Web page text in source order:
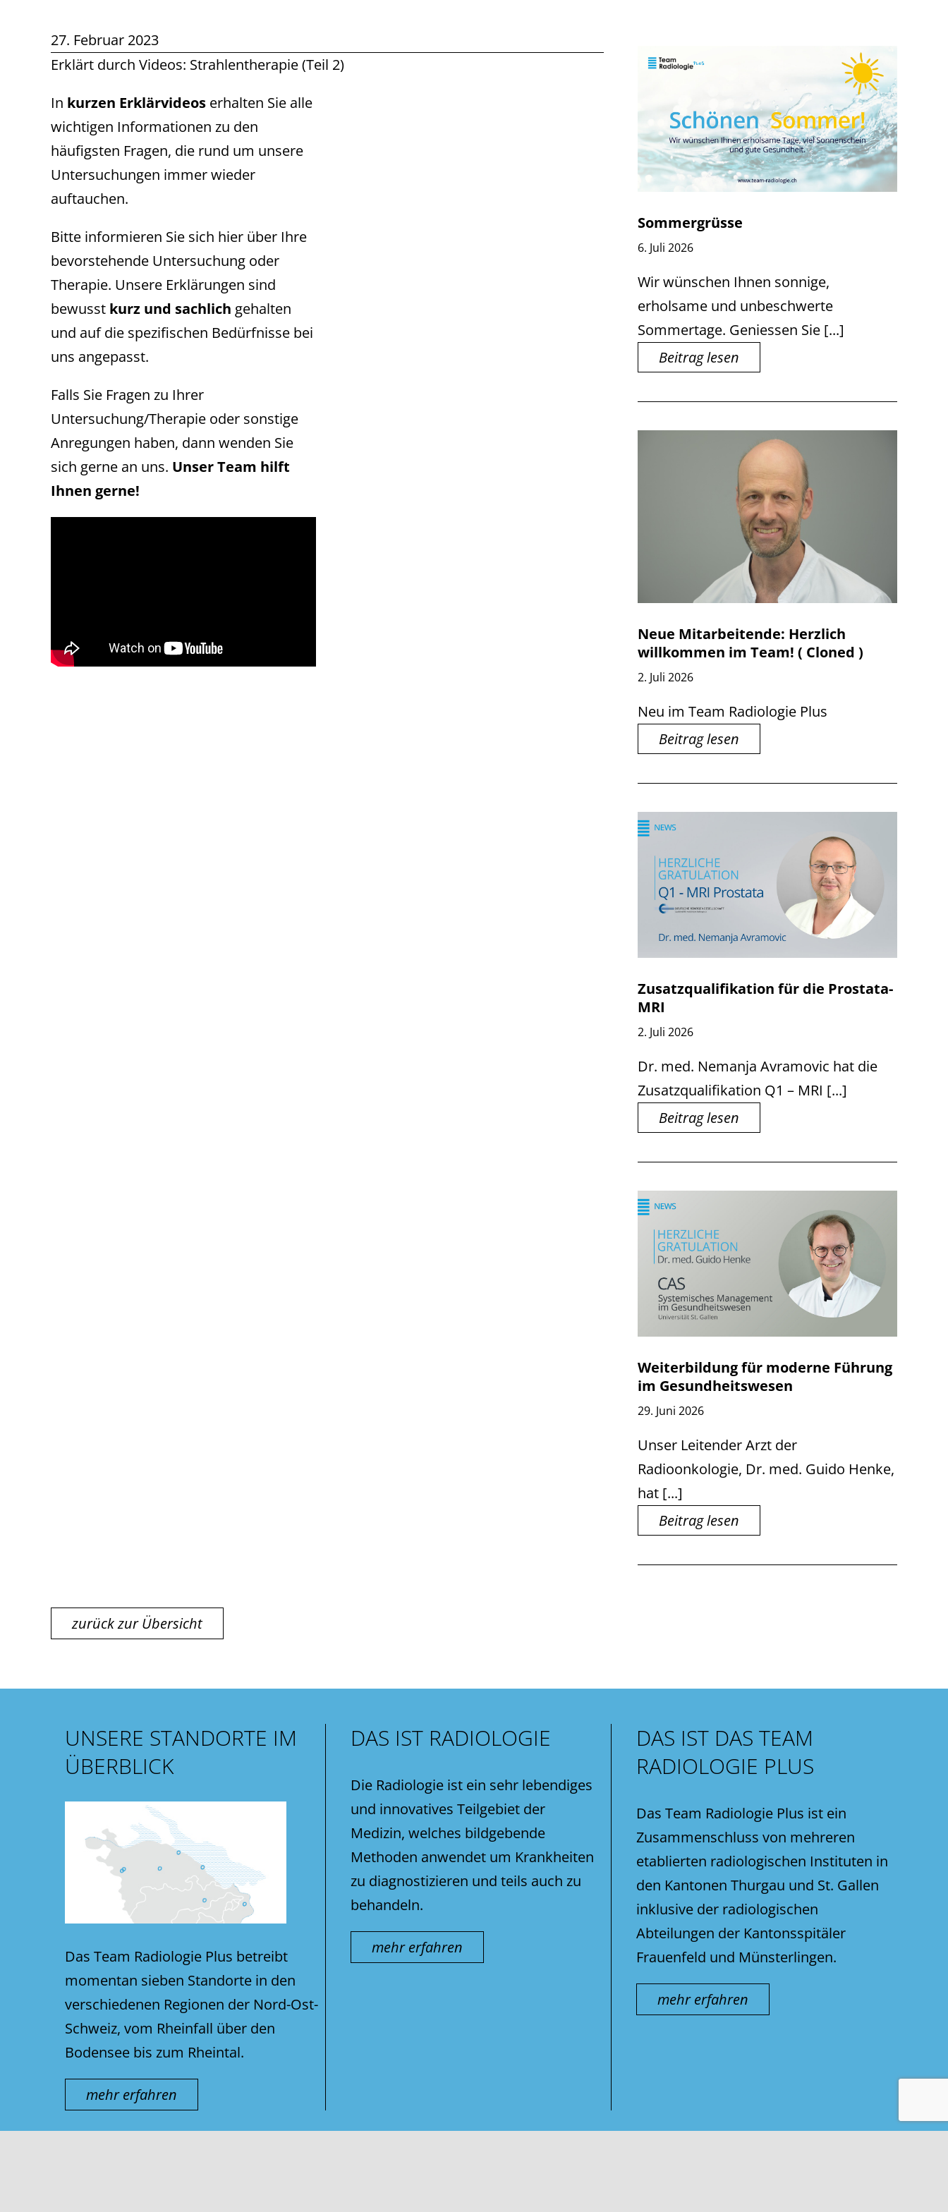
27. Februar 2023
Erklärt durch Videos: Strahlentherapie (Teil 2)
In kurzen Erklärvideoserhalten Sie alle
wichtigen Informationen zu den
häufigsten Fragen, die rund um unsere
Untersuchungen immer wieder
auftauchen.
Bitte informieren Sie sich hier über Ihre
bevorstehende Untersuchung oder
Therapie. Unsere Erklärungen sind
bewusst kurz und sachlich gehalten
und auf die spezifischen Bedürfnisse bei
uns angepasst.
Falls Sie Fragen zu Ihrer
Untersuchung/Therapie oder sonstige
Anregungen haben, dann wenden Sie
sich gerne an uns. Unser Team hilft
Ihnen gerne!
Sommergrüsse
6. Juli 2026
Wir wünschen Ihnen sonnige,
erholsame und unbeschwerte
Sommertage. Geniessen Sie [...]
Beitrag lesen
Neue Mitarbeitende: Herzlich
willkommen im Team! ( Cloned )
2. Juli 2026
Neu im Team Radiologie Plus
Beitrag lesen
Zusatzqualifikation für die Prostata-
MRI
2. Juli 2026
Dr. med. Nemanja Avramovic hat die
Zusatzqualifikation Q1 – MRI [...]
Beitrag lesen
Weiterbildung für moderne Führung
im Gesundheitswesen
29. Juni 2026
Unser Leitender Arzt der
Radioonkologie, Dr. med. Guido Henke,
hat [...]
Beitrag lesen
zurück zur Übersicht
UNSERE STANDORTE IM
ÜBERBLICK
Das Team Radiologie Plus betreibt
momentan sieben Standorte in den
verschiedenen Regionen der Nord-Ost-
Schweiz, vom Rheinfall über den
Bodensee bis zum Rheintal.
mehr erfahren
DAS IST RADIOLOGIE
Die Radiologie ist ein sehr lebendiges
und innovatives Teilgebiet der
Medizin, welches bildgebende
Methoden anwendet um Krankheiten
zu diagnostizieren und teils auch zu
behandeln.
mehr erfahren
DAS IST DAS TEAM
RADIOLOGIE PLUS
Das Team Radiologie Plus ist ein
Zusammenschluss von mehreren
etablierten radiologischen Instituten in
den Kantonen Thurgau und St. Gallen
inklusive der radiologischen
Abteilungen der Kantonsspitäler
Frauenfeld und Münsterlingen.
mehr erfahren